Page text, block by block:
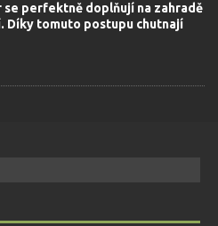
se perfektně doplňují na zahradě
Díky tomuto postupu chutnají